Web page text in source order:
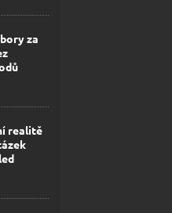
za
realitě